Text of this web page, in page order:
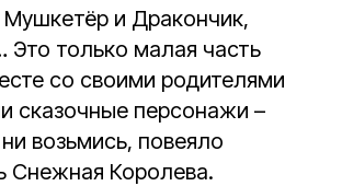
и Дракончик,
только малая часть
со своими родителями
сказочные персонажи –
возьмись, повеяло
Снежная Королева.